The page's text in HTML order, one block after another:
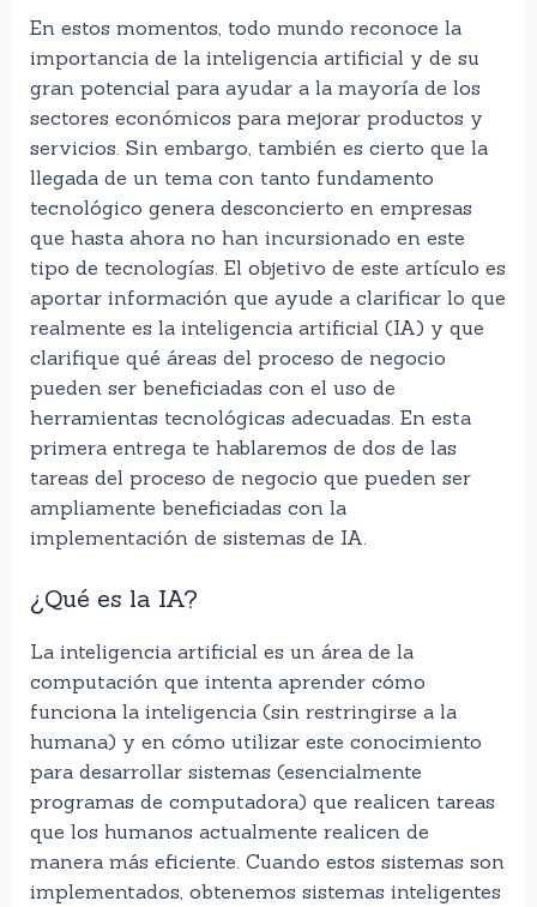
En estos momentos, todo mundo reconoce la
importancia de la inteligencia artificial y de su
gran potencial para ayudar a la mayoría de los
sectores económicos para mejorar productos y
servicios. Sin embargo, también es cierto que la
llegada de un tema con tanto fundamento
tecnológico genera desconcierto en empresas
que hasta ahora no han incursionado en este
tipo de tecnologías. El objetivo de este artículo es
aportar información que ayude a clarificar lo que
realmente es la inteligencia artificial (IA) y que
clarifique qué áreas del proceso de negocio
pueden ser beneficiadas con el uso de
herramientas tecnológicas adecuadas. En esta
primera entrega te hablaremos de dos de las
tareas del proceso de negocio que pueden ser
ampliamente beneficiadas con la
implementación de sistemas de IA.
¿Qué es la IA?
La inteligencia artificial es un área de la
computación que intenta aprender cómo
funciona la inteligencia (sin restringirse a la
humana) y en cómo utilizar este conocimiento
para desarrollar sistemas (esencialmente
programas de computadora) que realicen tareas
que los humanos actualmente realicen de
manera más eficiente. Cuando estos sistemas son
implementados, obtenemos sistemas inteligentes